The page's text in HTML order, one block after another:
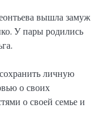
вышла замуж
У пары родились
личную
о своих
о своей семье и